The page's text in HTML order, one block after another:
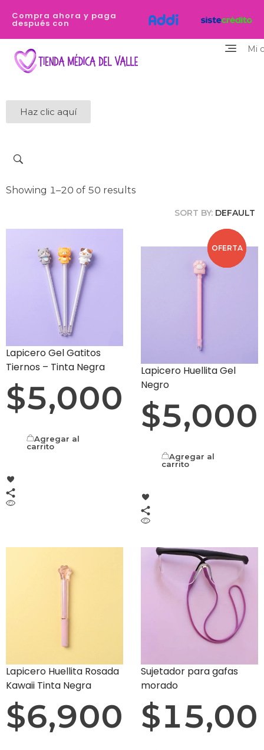
Compra ahora y paga
después con
Mi
Haz clic aquí
Showing 1–20 of 50 results
SORT BY: DEFAULT
Lapicero Gel Gatitos
Tiernos – Tinta Negra
$5,000
Agregar al
carrito
Lapicero Huellita Gel
Negro
$5,000
Agregar al
carrito
Lapicero Huellita Rosada
Kawaii Tinta Negra
$6,900
Sujetador para gafas
morado
$15,00
OFERTA
OFERTA
OFERTA